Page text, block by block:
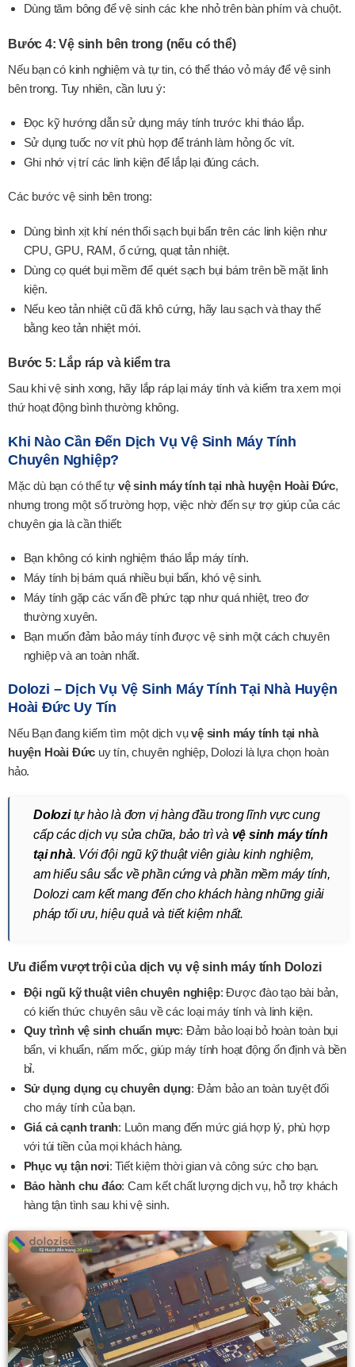
Dùng tăm bông để vệ sinh các khe nhỏ trên bàn phím và chuột.
Bước 4: Vệ sinh bên trong (nếu có thể)
Nếu bạn có kinh nghiệm và tự tin, có thể tháo vỏ máy để vệ sinh
bên trong. Tuy nhiên, cần lưu ý:
Đọc kỹ hướng dẫn sử dụng máy tính trước khi tháo lắp.
Sử dụng tuốc nơ vít phù hợp để tránh làm hỏng ốc vít.
Ghi nhớ vị trí các linh kiện để lắp lại đúng cách.
Các bước vệ sinh bên trong:
Dùng bình xịt khí nén thổi sạch bụi bẩn trên các linh kiện như
CPU, GPU, RAM, ổ cứng, quạt tản nhiệt.
Dùng cọ quét bụi mềm để quét sạch bụi bám trên bề mặt linh
kiện.
Nếu keo tản nhiệt cũ đã khô cứng, hãy lau sạch và thay thế
bằng keo tản nhiệt mới.
Bước 5: Lắp ráp và kiểm tra
Sau khi vệ sinh xong, hãy lắp ráp lại máy tính và kiểm tra xem mọi
thứ hoạt động bình thường không.
Khi Nào Cần Đến Dịch Vụ Vệ Sinh Máy Tính
Chuyên Nghiệp?
Mặc dù bạn có thể tự vệ sinh máy tính tại nhà huyện Hoài Đức,
nhưng trong một số trường hợp, việc nhờ đến sự trợ giúp của các
chuyên gia là cần thiết:
Bạn không có kinh nghiệm tháo lắp máy tính.
Máy tính bị bám quá nhiều bụi bẩn, khó vệ sinh.
Máy tính gặp các vấn đề phức tạp như quá nhiệt, treo đơ
thường xuyên.
Bạn muốn đảm bảo máy tính được vệ sinh một cách chuyên
nghiệp và an toàn nhất.
Dolozi – Dịch Vụ Vệ Sinh Máy Tính Tại Nhà Huyện
Hoài Đức Uy Tín
Nếu Bạn đang kiếm tìm một dịch vụvệ sinh máy tính tại nhà
huyện Hoài Đức uy tín, chuyên nghiệp, Dolozi là lựa chọn hoàn
hảo.
Dolozitự hào là đơn vị hàng đầu trong lĩnh vực cung
cấp các dịch vụ sửa chữa, bảo trì và vệ sinh máy tính
tại nhà. Với đội ngũ kỹ thuật viên giàu kinh nghiệm,
am hiểu sâu sắc về phần cứng và phần mềm máy tính,
Dolozi cam kết mang đến cho khách hàng những giải
pháp tối ưu, hiệu quả và tiết kiệm nhất.
Ưu điểm vượt trội của dịch vụ vệ sinh máy tính Dolozi
Đội ngũ kỹ thuật viên chuyên nghiệp: Được đào tạo bài bản,
có kiến thức chuyên sâu về các loại máy tính và linh kiện.
Quy trình vệ sinh chuẩn mực: Đảm bảo loại bỏ hoàn toàn bụi
bẩn, vi khuẩn, nấm mốc, giúp máy tính hoạt động ổn định và bền
bỉ.
Sử dụng dụng cụ chuyên dụng: Đảm bảo an toàn tuyệt đối
cho máy tính của bạn.
Giá cả cạnh tranh: Luôn mang đến mức giá hợp lý, phù hợp
với túi tiền của mọi khách hàng.
Phục vụ tận nơi: Tiết kiệm thời gian và công sức cho bạn.
Bảo hành chu đáo: Cam kết chất lượng dịch vụ, hỗ trợ khách
hàng tận tình sau khi vệ sinh.